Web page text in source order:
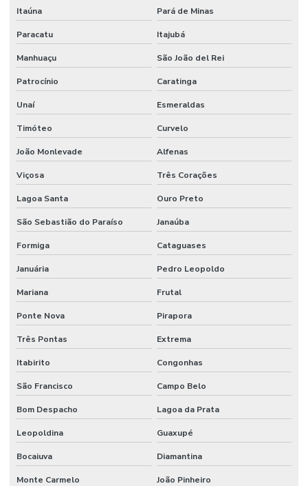
Itaúna Pará de Minas
Paracatu Itajubá
Manhuaçu São João del Rei
Patrocínio Caratinga
Unaí Esmeraldas
Timóteo Curvelo
João Monlevade Alfenas
Viçosa Três Corações
Lagoa Santa Ouro Preto
São Sebastião do Paraíso Janaúba
Formiga Cataguases
Januária Pedro Leopoldo
Mariana Frutal
Ponte Nova Pirapora
Três Pontas Extrema
Itabirito Congonhas
São Francisco Campo Belo
Bom Despacho Lagoa da Prata
Leopoldina Guaxupé
Bocaiuva Diamantina
Monte Carmelo João Pinheiro